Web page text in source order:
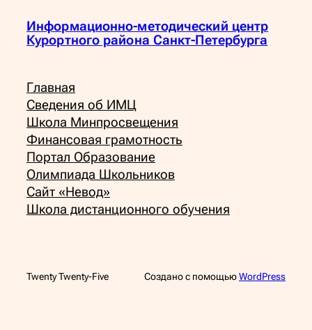
Информационно-методический центр
Курортного района Санкт-Петербурга
Главная
Сведения об ИМЦ
Школа Минпросвещения
Финансовая грамотность
Портал Образование
Олимпиада Школьников
Сайт «Невод»
Школа дистанционного обучения
Twenty Twenty-Five Создано с помощьюWordPress